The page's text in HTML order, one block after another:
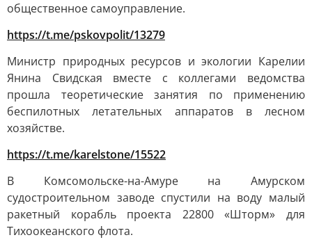
общественное самоуправление.
https://t.me/pskovpolit/13279
Министр природных ресурсов и экологии Карелии
Янина Свидская вместе с коллегами ведомства
прошла теоретические занятия по применению
беспилотных летательных аппаратов в лесном
хозяйстве.
https://t.me/karelstone/15522
В Комсомольске-на-Амуре на Амурском
судостроительном заводе спустили на воду малый
ракетный корабль проекта 22800 «Шторм» для
Тихоокеанского флота.